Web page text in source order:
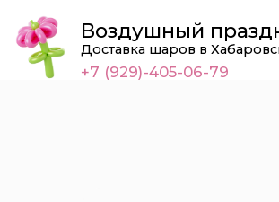
Воздушный праздник
Доставка шаров в Хабаровске
+7 (929)-405-06-79